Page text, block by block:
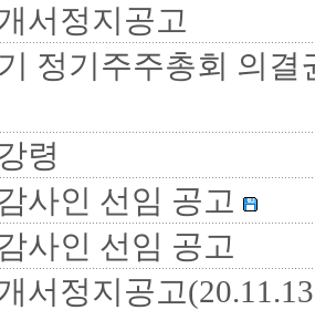
서정지공고
정기주주총회 의
령
사인 선임 공고
사인 선임 공고
서정지공고